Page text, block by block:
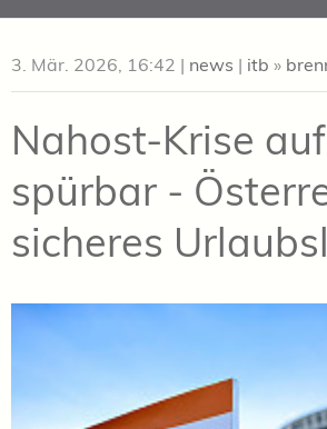
to
3. Mär. 2026, 16:42 | news | itb »
Nahost-Krise
spürbar -
sicheres